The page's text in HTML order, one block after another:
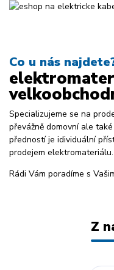
Co u nás
Specializujeme se na
převážně domovní ale
předností je idividuální
prodejem elektromateriálu.
Rádi Vám poradíme s
Z